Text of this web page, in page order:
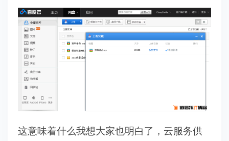
这意味着什么我想大家也明白了，云服务供